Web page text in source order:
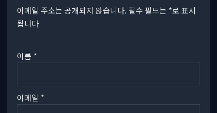
이메일 주소는 공개되지 않습니다. 필수 필드는 *로 표시
됩니다
이름 *
이메일 *